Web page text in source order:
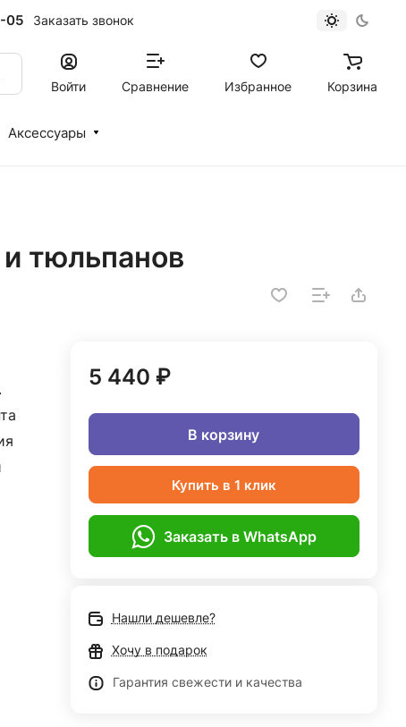
05 Заказать звонок
Войти Сравнение Избранное Корзина
Аксессуары
и тюльпанов
5 440 ₽
В корзину
Купить в 1 клик
Заказать в WhatsApp
Нашли дешевле?
Хочу в подарок
Гарантия свежести и качества